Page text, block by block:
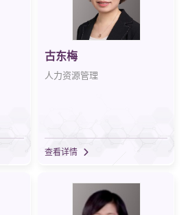
古东梅
人力资源管理
查看详情